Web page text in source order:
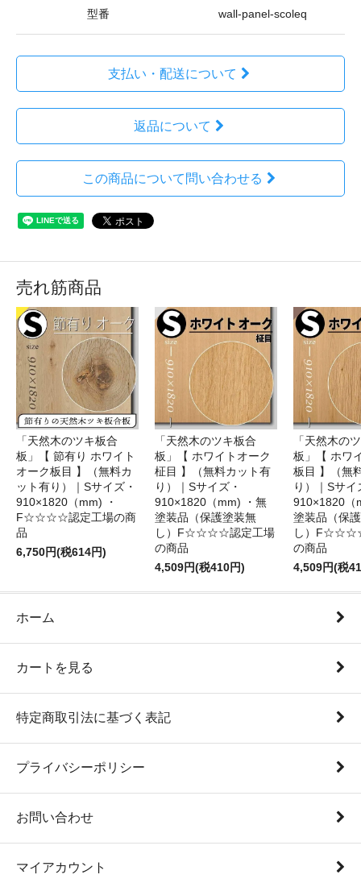
型番 wall-panel-scoleq
支払い・配送について
返品について
この商品について問い合わせる
売れ筋商品
「天然木のツキ板合
板」【 節有り ホワイト
オーク板目 】（無料カ
ット有り）｜Sサイズ・
910×1820（mm) ・
F☆☆☆☆認定工場の商
品
6,750円(税614円)
「天然木のツキ板合
板」【 ホワイトオーク
柾目 】（無料カット有
り）｜Sサイズ・
910×1820（mm) ・無
塗装品（保護塗装無
し）F☆☆☆☆認定工場
の商品
4,509円(税410円)
「天然木の
板」【 ホワ
板目 】（無
り）｜Sサイ
910×1820（
塗装品（保
し）
の商品
4,509円(税
ホーム
カートを見る
特定商取引法に基づく表記
プライバシーポリシー
お問い合わせ
マイアカウント